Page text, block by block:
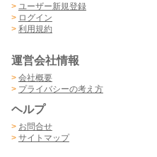
> ユーザー新規登録
> ログイン
> 利用規約
運営会社情報
> 会社概要
> プライバシーの考え方
ヘルプ
> お問合せ
> サイトマップ